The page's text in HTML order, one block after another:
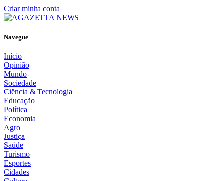
Criar minha conta
Navegue
Início
Opinião
Mundo
Sociedade
Ciência & Tecnologia
Educação
Política
Economia
Agro
Justiça
Saúde
Turismo
Esportes
Cidades